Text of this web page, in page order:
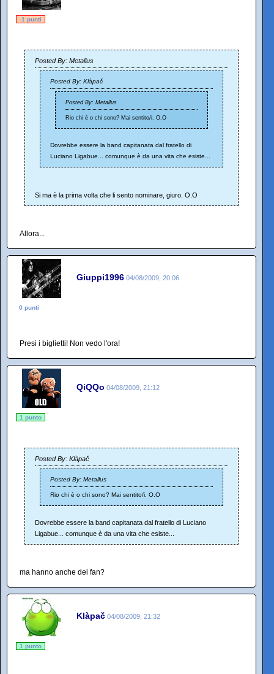
-1 punti
Posted By: Metallus
Posted By: Klàpač
Posted By: Metallus
Rio chi è o chi sono? Mai sentito/i. O.O
Dovrebbe essere la band capitanata dal fratello di
Luciano Ligabue... comunque è da una vita che esiste...
Si ma è la prima volta che li sento nominare, giuro. O.O
Allora...
Giuppi1996 04/08/2009, 20:06
0 punti
Presi i biglietti! Non vedo l'ora!
QiQQo 04/08/2009, 21:12
1 punto
Posted By: Klàpač
Posted By: Metallus
Rio chi è o chi sono? Mai sentito/i. O.O
Dovrebbe essere la band capitanata dal fratello di Luciano
Ligabue... comunque è da una vita che esiste...
ma hanno anche dei fan?
Klàpač 04/08/2009, 21:32
1 punto